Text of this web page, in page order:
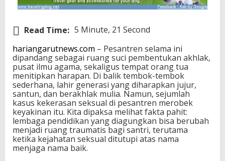
Read Time: 5 Minute, 21 Second
hariangarutnews.com – Pesantren selama ini
dipandang sebagai ruang suci pembentukan akhlak,
pusat ilmu agama, sekaligus tempat orang tua
menitipkan harapan. Di balik tembok-tembok
sederhana, lahir generasi yang diharapkan jujur,
santun, dan berakhlak mulia. Namun, sejumlah
kasus kekerasan seksual di pesantren merobek
keyakinan itu. Kita dipaksa melihat fakta pahit:
lembaga pendidikan yang diagungkan bisa berubah
menjadi ruang traumatis bagi santri, terutama
ketika kejahatan seksual ditutupi atas nama
menjaga nama baik.